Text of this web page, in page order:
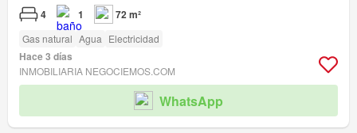
4 1 72 m²
Gas natural Agua Electricidad
Hace 3 días
INMOBILIARIA NEGOCIEMOS.COM
WhatsApp